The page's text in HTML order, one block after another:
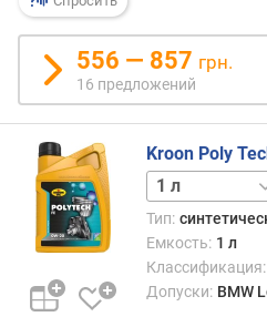
т
в
е
т
с
в
и
е
с
т
а
н
556 — 857 грн.
16 предложений
Kroon Poly
5 л
Тип:
Емкость: 1 л
Классификация:
Допуски: BMW